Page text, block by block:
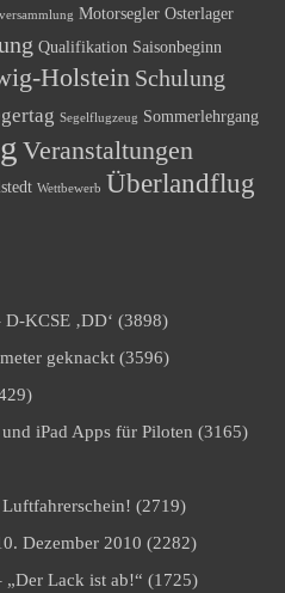
Motorsegler Osterlager
Qualifikation Saisonbeginn
Holstein Schulung
Segelflugzeug Sommerlehrgang
Veranstaltungen
Wettbewerb Überlandflug
KCSE ‚DD‘ (3898)
geknackt (3596)
iPad Apps für Piloten (3165)
(2719)
Dezember 2010 (2282)
„Der Lack ist ab!“ (1725)